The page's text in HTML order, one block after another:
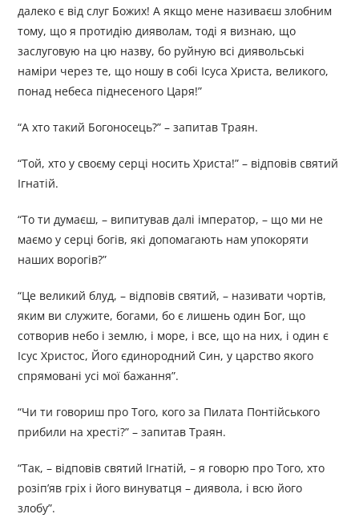
далеко є від слуг Божих! А якщо мене називаєш злобним
тому, що я протидію дияволам, тоді я визнаю, що
заслуговую на цю назву, бо руйную всі диявольські
наміри через те, що ношу в собі Ісуса Христа, великого,
понад небеса піднесеного Царя!”
“А хто такий Богоносець?” – запитав Траян.
“Той, хто у своєму серці носить Христа!” – відповів святий
Ігнатій.
“То ти думаєш, – випитував далі імператор, – що ми не
маємо у серці богів, які допомагають нам упокоряти
наших ворогів?”
“Це великий блуд, – відповів святий, – називати чортів,
яким ви служите, богами, бо є лишень один Бог, що
сотворив небо і землю, і море, і все, що на них, і один є
Ісус Христос, Його єдинородний Син, у царство якого
спрямовані усі мої бажання”.
“Чи ти говориш про Того, кого за Пилата Понтійського
прибили на хресті?” – запитав Траян.
“Так, – відповів святий Ігнатій, – я говорю про Того, хто
розіп’яв гріх і його винуватця – диявола, і всю його
злобу”.